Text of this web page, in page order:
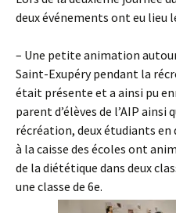
deux événements ont eu lieu
– Une petite animation
Saint-Exupéry pendant la
était présente et a ainsi pu
parent d’élèves de l’AIP ainsi
récréation, deux étudiants
à la caisse des écoles ont
de la diététique dans deux
une classe de 6e.